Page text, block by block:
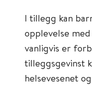
I tillegg kan
opplevelse
vanligvis er
tilleggsgevinst
helsevesenet